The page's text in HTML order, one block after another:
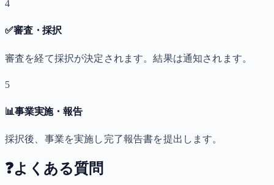
4
✅審査・採択
審査を経て採択が決定されます。結果は通知されます。
5
📊事業実施・報告
採択後、事業を実施し完了報告書を提出します。
❓よくある質問